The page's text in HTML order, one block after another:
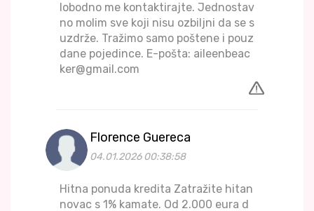
lobodno me kontaktirajte. Jednostav
no molim sve koji nisu ozbiljni da se s
uzdrže. Tražimo samo poštene i pouz
dane pojedince. E-pošta: aileenbeac
ker@gmail.com
Florence Guereca
04.01.2026 00:38:58
Hitna ponuda kredita Zatražite hitan
novac s 1% kamate. Od 2.000 eura d